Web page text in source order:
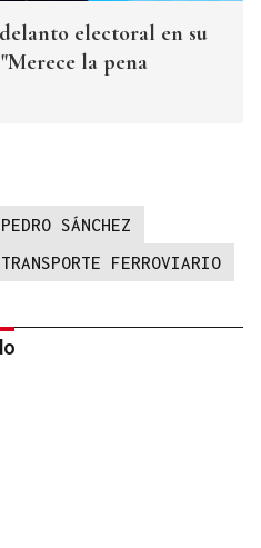
electoral en su
la pena
PEDRO SÁNCHEZ
TRANSPORTE FERROVIARIO